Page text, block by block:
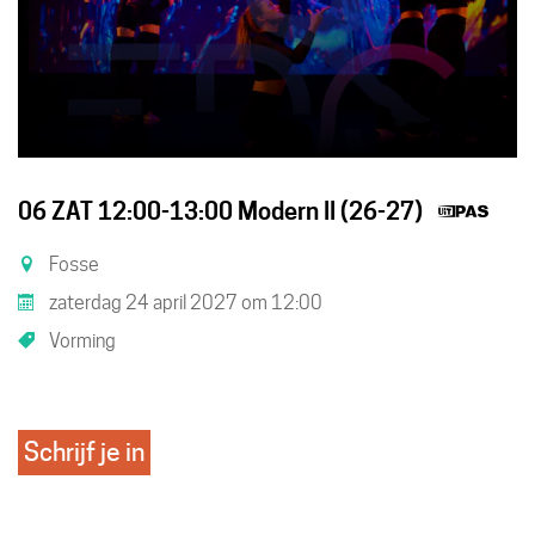
06 ZAT 12:00-13:00 Modern II (26-27)
Fosse
zaterdag 24 april 2027 om 12:00
Vorming
Schrijf je in